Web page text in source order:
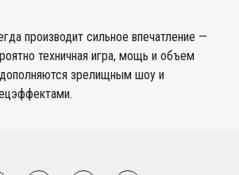
производит сильное впечатление —
техничная игра, мощь и объем
дополняются зрелищным шоу и